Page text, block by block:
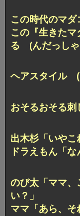
この時代のマダ
この『生きた
る (んだっし
ヘアスタイル
おそるおそる
出木杉「いやこ
ドラえもん「
のび太「ママ、
い？」
ママ「あら、